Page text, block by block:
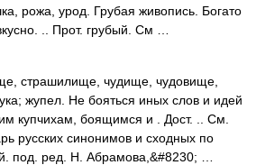
рожа, урод. Грубая живопись. Богато
.. Прот. грубый. См …
страшилище, чудище, чудовище,
жупел. Не бояться иных слов и идей
купчихам, боящимся и . Дост. .. См.
русских синонимов и сходных по
под. ред. Н. Абрамова,&#8230; …